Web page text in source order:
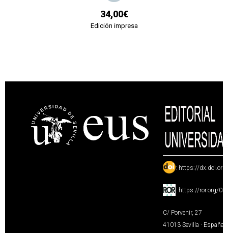
34,00€
Edición impresa
: https://
: https://ror.org/
C/ Porvenir, 27
41013 Sevilla · España